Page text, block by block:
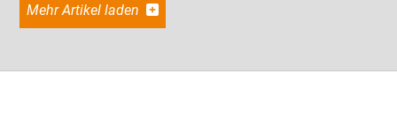
Mehr Artikel laden